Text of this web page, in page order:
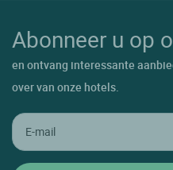
Abonneer u op
en ontvang interessante
over van onze hotels.